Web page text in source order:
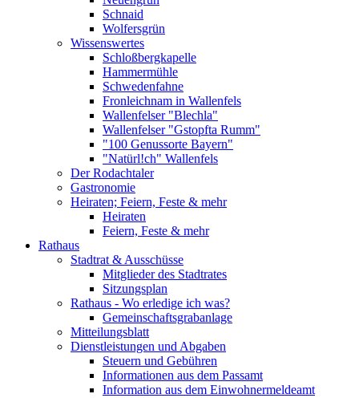
Schnaid
Wolfersgrün
Wissenswertes
Schloßbergkapelle
Hammermühle
Schwedenfahne
Fronleichnam in Wallenfels
Wallenfelser "Blechla"
Wallenfelser "Gstopfta Rumm"
"100 Genussorte Bayern"
"Natürl!ch" Wallenfels
Der Rodachtaler
Gastronomie
Heiraten; Feiern, Feste & mehr
Heiraten
Feiern, Feste & mehr
Rathaus
Stadtrat & Ausschüsse
Mitglieder des Stadtrates
Sitzungsplan
Rathaus - Wo erledige ich was?
Gemeinschaftsgrabanlage
Mitteilungsblatt
Dienstleistungen und Abgaben
Steuern und Gebühren
Informationen aus dem Passamt
Information aus dem Einwohnermeldeamt